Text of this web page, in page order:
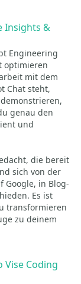
Insights &
Engineering
optimieren
mit dem
Chat steht,
genau den
und
die bereit
sich von der
Google, in Blog-
Es ist
transformieren
zu deinem
Vise Coding